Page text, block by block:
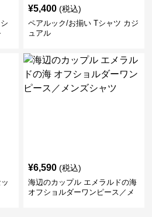
¥5,400 (税込)
ペアルック/お揃い Tシャツ カジ
ュアル
¥6,590 (税込)
海辺のカップル エメラルドの海
オフショルダーワンピース／メ